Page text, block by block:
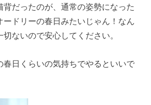
背だったのが、通常の姿勢になった
ードリーの春日みたいじゃん！なん
ないので安心してください。
春日くらいの気持ちでやるといいで